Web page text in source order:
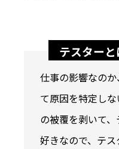
テスター
仕事の影響なの
て原因を特定し
の被覆を剥いて
好きなので、テ